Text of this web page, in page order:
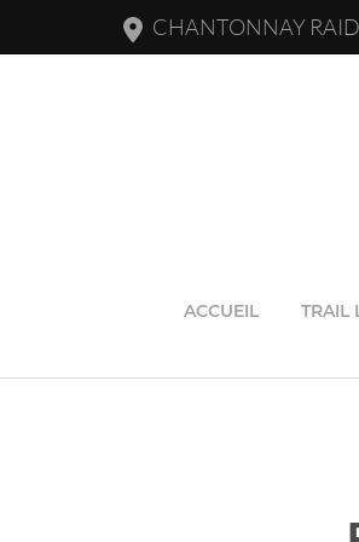
CHANTONNAY RAID
ACCUEIL TRAIL